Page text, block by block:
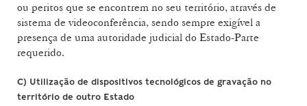
ou peritos que se encontrem no seu território, através de
sistema de videoconferência, sendo sempre exigível a
presença de uma autoridade judicial do Estado-Parte
requerido.
C) Utilização de dispositivos tecnológicos de gravação no
território de outro Estado